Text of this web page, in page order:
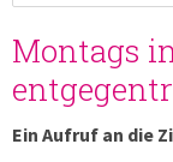
Montags
Ein Aufruf an die